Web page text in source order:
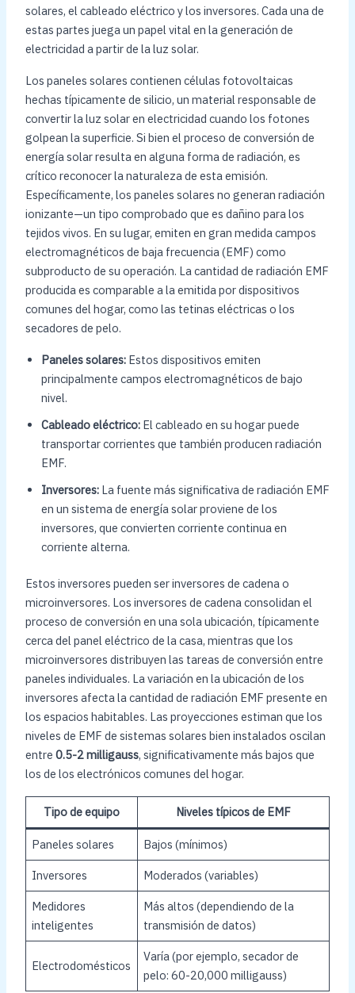
solares, el cableado eléctrico y los inversores. Cada una de
estas partes juega un papel vital en la generación de
electricidad a partir de la luz solar.
Los paneles solares contienen células fotovoltaicas
hechas típicamente de silicio, un material responsable de
convertir la luz solar en electricidad cuando los fotones
golpean la superficie. Si bien el proceso de conversión de
energía solar resulta en alguna forma de radiación, es
crítico reconocer la naturaleza de esta emisión.
Específicamente, los paneles solares no generan radiación
ionizante—un tipo comprobado que es dañino para los
tejidos vivos. En su lugar, emiten en gran medida campos
electromagnéticos de baja frecuencia (EMF) como
subproducto de su operación. La cantidad de radiación EMF
producida es comparable a la emitida por dispositivos
comunes del hogar, como las tetinas eléctricas o los
secadores de pelo.
Paneles solares:Estos dispositivos emiten
principalmente campos electromagnéticos de bajo
nivel.
Cableado eléctrico:El cableado en su hogar puede
transportar corrientes que también producen radiación
EMF.
Inversores:La fuente más significativa de radiación EMF
en un sistema de energía solar proviene de los
inversores, que convierten corriente continua en
corriente alterna.
Estos inversores pueden ser inversores de cadena o
microinversores. Los inversores de cadena consolidan el
proceso de conversión en una sola ubicación, típicamente
cerca del panel eléctrico de la casa, mientras que los
microinversores distribuyen las tareas de conversión entre
paneles individuales. La variación en la ubicación de los
inversores afecta la cantidad de radiación EMF presente en
los espacios habitables. Las proyecciones estiman que los
niveles de EMF de sistemas solares bien instalados oscilan
entre 0.5-2 milligauss, significativamente más bajos que
los de los electrónicos comunes del hogar.
Tipo de equipo Niveles típicos de EMF
Paneles solares Bajos (mínimos)
Inversores Moderados (variables)
Medidores
inteligentes
Más altos (dependiendo de la
transmisión de datos)
Electrodomésticos
Varía (por ejemplo, secador de
pelo: 60-20,000 milligauss)